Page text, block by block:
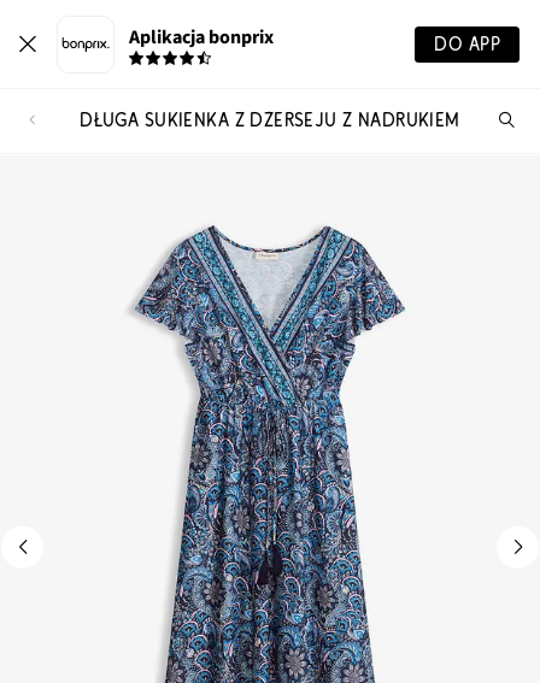
Aplikacja bonprix DO APP
DŁUGA SUKIENKA Z DŻERSEJU Z NADRUKIEM